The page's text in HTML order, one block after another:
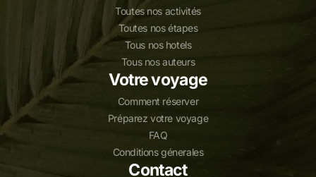
Toutes nos activités
Toutes nos étapes
Tous nos hotels
Tous nos auteurs
Votre voyage
Comment réserver
Préparez votre voyage
FAQ
Conditions génerales
Contact